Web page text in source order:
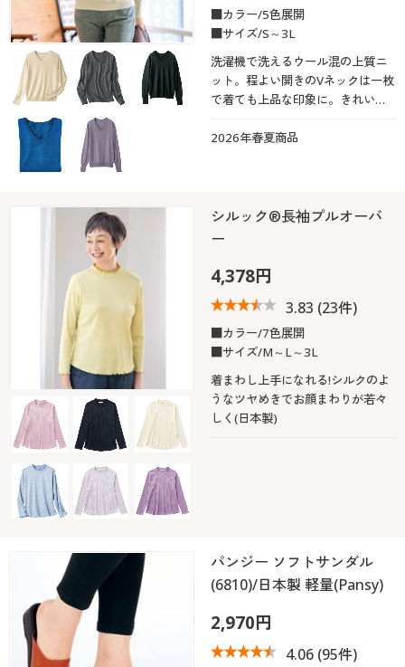
■カラー/5色展開
■サイズ/S～3L
洗濯機で洗えるウール混の上質ニ
ット。程よい開きのVネックは一枚
で着ても上品な印象に。きれいめ
定番アイテムながら、袖口リブの
ボタン使いが小粋なアクセント!
2026年春夏商品
シルック®長袖プルオーバ
ー
4,378円
3.83 (23件)
■カラー/7色展開
■サイズ/M～L～3L
着まわし上手になれる!シルクのよ
うなツヤめきでお顔まわりが若々
しく(日本製)
パンジー ソフトサンダル
(6810)/日本製 軽量(Pansy)
2,970円
4.06(95件)